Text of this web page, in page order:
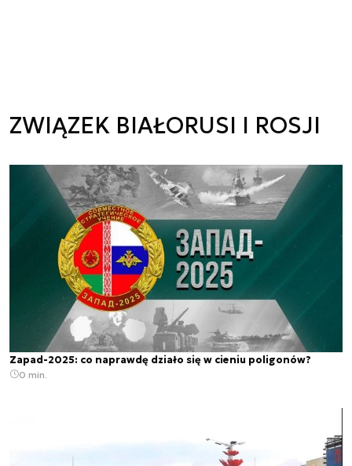
ZWIĄZEK BIAŁORUSI I ROSJI
Zapad-2025: co naprawdę działo się w cieniu poligonów?
0 min.